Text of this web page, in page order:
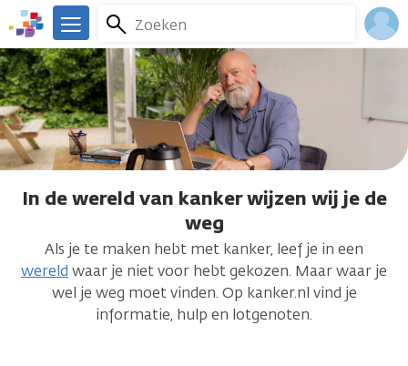
Overslaan
en
naar
de
inhoud
gaan
We
zijn
er
voor
je.
Kanker.nl
Zoeken
Menu
In
wereld
van
In de wereld van kanker wijzen wij je de
weg
Als je te maken hebt met kanker, leef je in een
wereld waar je niet voor hebt gekozen. Maar waar je
wel je weg moet vinden. Op kanker.nl vind je
informatie, hulp en lotgenoten.